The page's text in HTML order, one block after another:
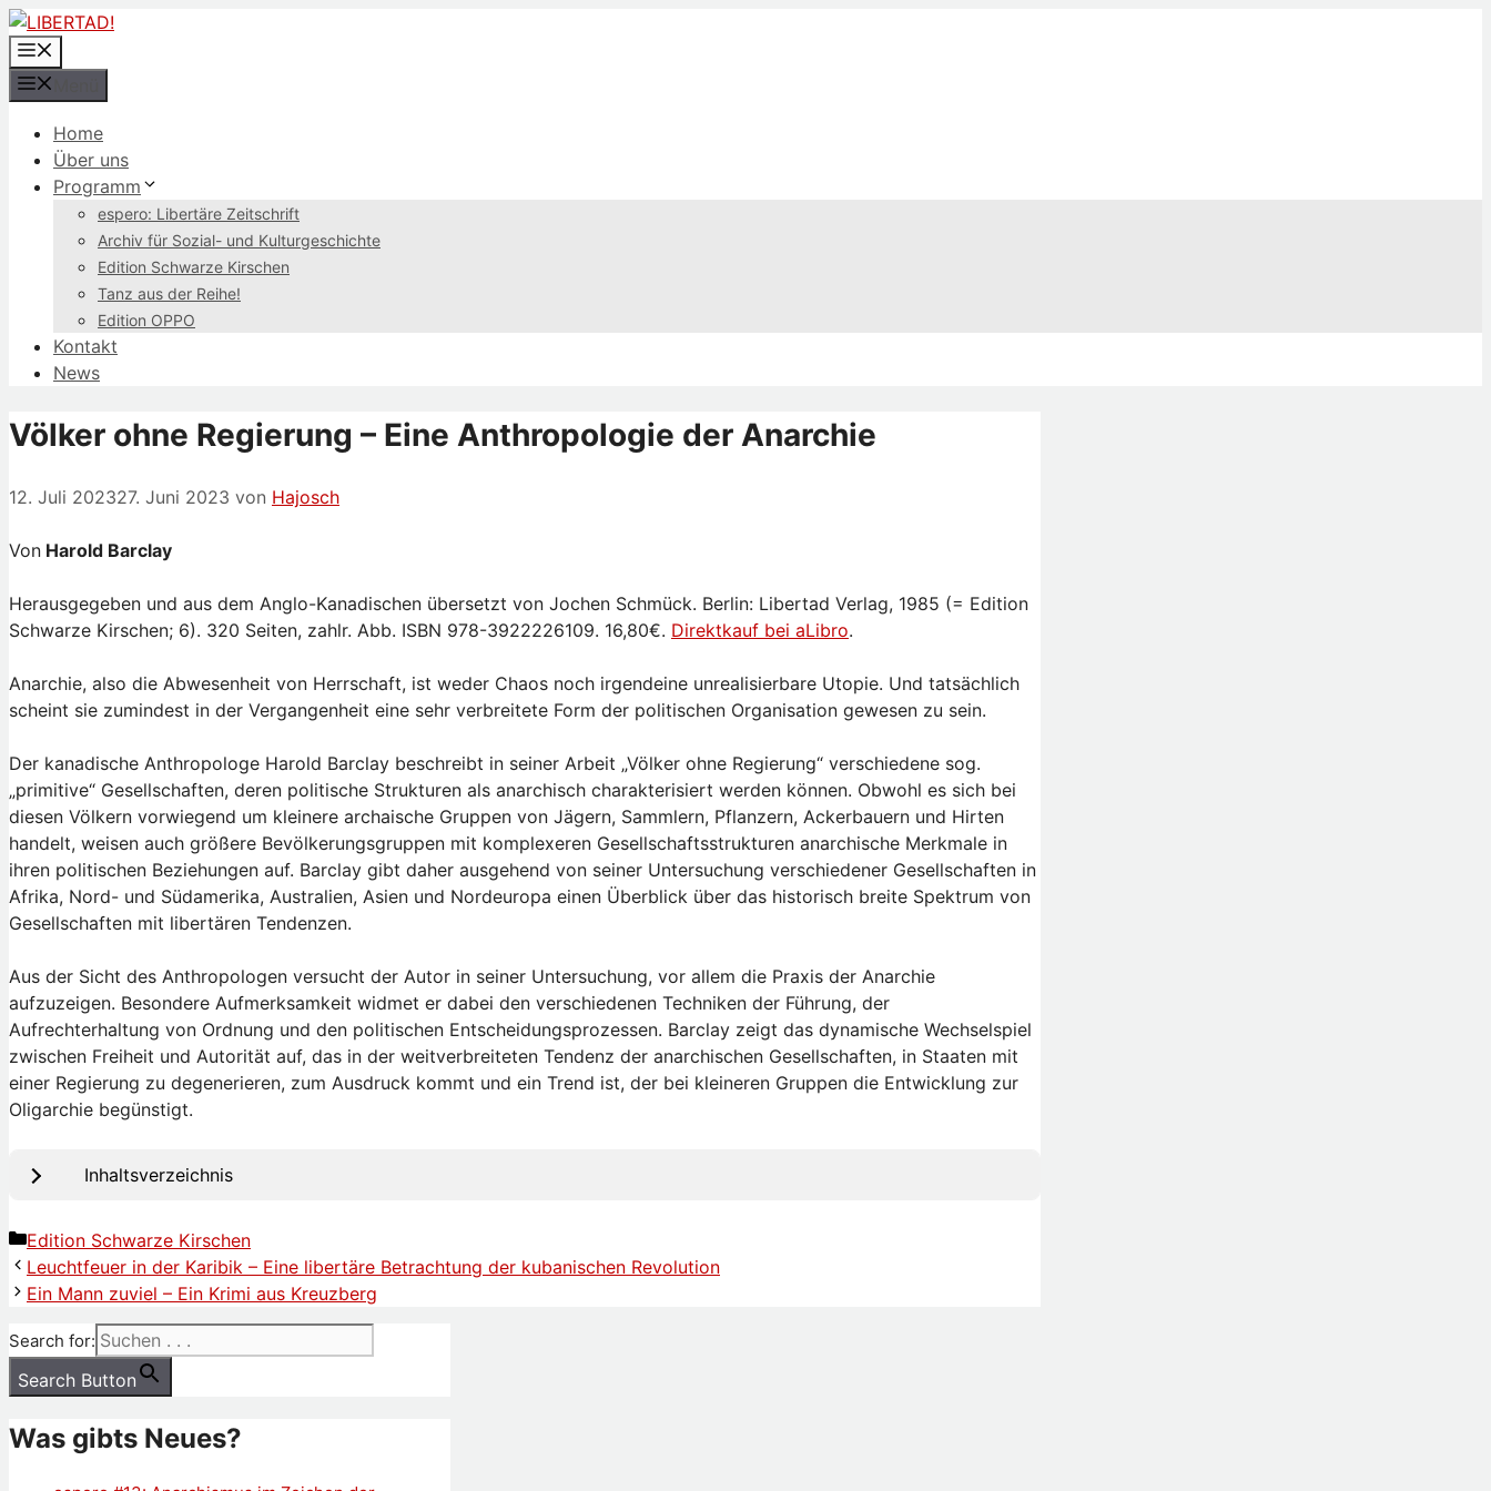
Zum
Inhalt
springen
Home
Über uns
Programm
espero: Libertäre Zeitschrift
Archiv für Sozial- und Kulturgeschichte
Edition Schwarze Kirschen
Tanz aus der Reihe!
Edition OPPO
Kontakt
News
Völker ohne Regierung – Eine Anthropologie der Anarchie
12. Juli 202327. Juni 2023 von Hajosch
Von Harold Barclay
Herausgegeben und aus dem Anglo-Kanadischen übersetzt von Jochen Schmück. Berlin: Libertad Verlag, 1985 (= Edition
Schwarze Kirschen; 6). 320 Seiten, zahlr. Abb. ISBN 978-3922226109. 16,80€. Direktkauf bei aLibro.
Anarchie, also die Abwesenheit von Herrschaft, ist weder Chaos noch irgendeine unrealisierbare Utopie. Und tatsächlich
scheint sie zumindest in der Vergangenheit eine sehr verbreitete Form der politischen Organisation gewesen zu sein.
Der kanadische Anthropologe Harold Barclay beschreibt in seiner Arbeit „Völker ohne Regierung“ verschiedene sog.
„primitive“ Gesellschaften, deren politische Strukturen als anarchisch charakterisiert werden können. Obwohl es sich bei
diesen Völkern vorwiegend um kleinere archaische Gruppen von Jägern, Sammlern, Pflanzern, Ackerbauern und Hirten
handelt, weisen auch größere Bevölkerungsgruppen mit komplexeren Gesellschaftsstrukturen anarchische Merkmale in
ihren politischen Beziehungen auf. Barclay gibt daher ausgehend von seiner Untersuchung verschiedener Gesellschaften in
Afrika, Nord- und Südamerika, Australien, Asien und Nordeuropa einen Überblick über das historisch breite Spektrum von
Gesellschaften mit libertären Tendenzen.
Aus der Sicht des Anthropologen versucht der Autor in seiner Untersuchung, vor allem die Praxis der Anarchie
aufzuzeigen. Besondere Aufmerksamkeit widmet er dabei den verschiedenen Techniken der Führung, der
Aufrechterhaltung von Ordnung und den politischen Entscheidungsprozessen. Barclay zeigt das dynamische Wechselspiel
zwischen Freiheit und Autorität auf, das in der weitverbreiteten Tendenz der anarchischen Gesellschaften, in Staaten mit
einer Regierung zu degenerieren, zum Ausdruck kommt und ein Trend ist, der bei kleineren Gruppen die Entwicklung zur
Oligarchie begünstigt.
Inhaltsverzeichnis
Kategorien
Edition Schwarze Kirschen
Leuchtfeuer in der Karibik – Eine libertäre Betrachtung der kubanischen Revolution
Ein Mann zuviel – Ein Krimi aus Kreuzberg
Search for:
Search Button
Was gibts Neues?